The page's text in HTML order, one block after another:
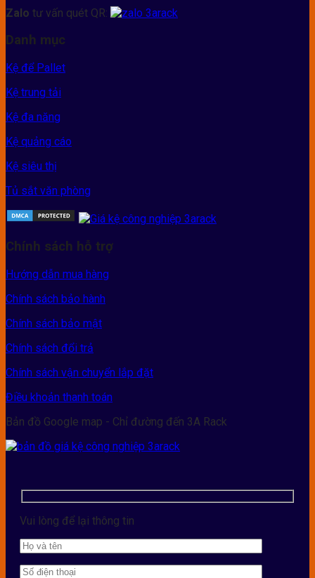
Zalo tư vấn quét QR:
Danh mục
Kệ để Pallet
Kệ trung tải
Kệ đa năng
Kệ quảng cáo
Kệ siêu thị
Tủ sắt văn phòng
Chính sách hỗ trợ
Hướng dẫn mua hàng
Chính sách bảo hành
Chính sách bảo mật
Chính sách đổi trả
Chính sách vận chuyển lắp đặt
Điều khoản thanh toán
Bản đồ Google map - Chỉ đường đến 3A Rack
Vui lòng để lại thông tin